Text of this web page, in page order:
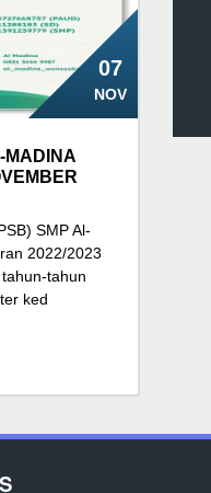
07
NOV
MADINA
SMP Al-
2022/2023
tahun
ked